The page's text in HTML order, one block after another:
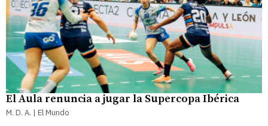
El Aula renuncia a jugar la Supercopa Ibérica
M. D. A. | El Mundo